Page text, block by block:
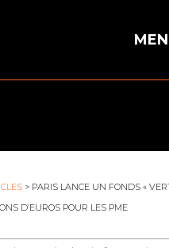
> PARIS LANCE UN FONDS «
D’EUROS POUR LES PME